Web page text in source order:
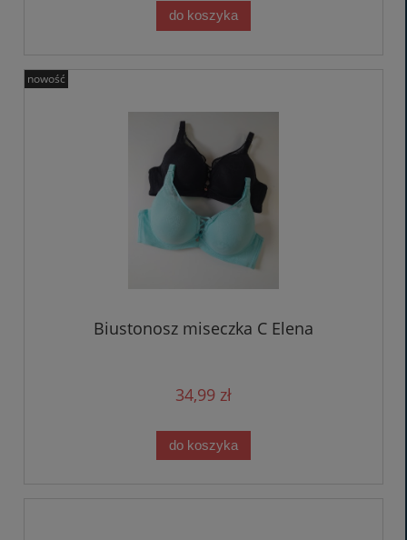
do koszyka
Biustonosz miseczka C Elena
34,99 zł
do koszyka
nowość